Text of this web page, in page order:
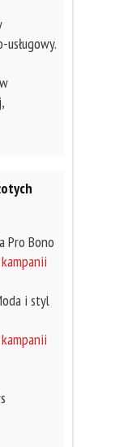
Pro Bono
i styl